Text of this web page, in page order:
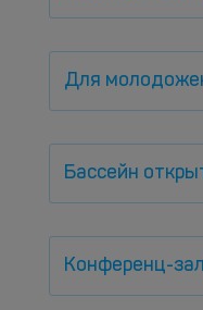
Для
Бассейн
Конференц-зал